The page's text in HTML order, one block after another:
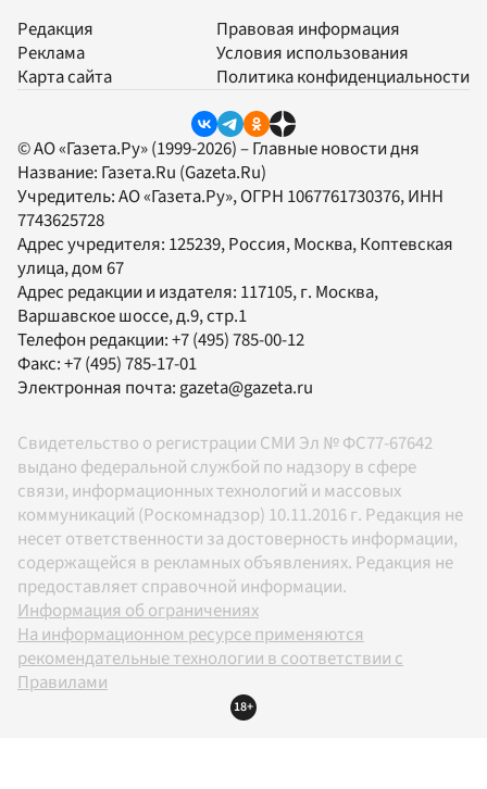
Редакция
Реклама
Карта сайта
Правовая информация
Условия использования
Политика конфиденциальности
© АО «Газета.Ру» (1999-2026) – Главные новости дня
Название: Газета.Ru (Gazeta.Ru)
Учредитель:АО «Газета.Ру», ОГРН 1067761730376, ИНН
7743625728
Адрес учредителя: 125239, Россия, Москва, Коптевская
улица, дом 67
Адрес редакции и издателя: 117105, г. Москва,
Варшавское шоссе, д.9, стр.1
Телефон редакции:+7 (495) 785-00-12
Факс:+7 (495) 785-17-01
Электронная почта: gazeta@gazeta.ru
Свидетельство о регистрации СМИ Эл № ФС77-67642
выдано федеральной службой по надзору в сфере
связи, информационных технологий и массовых
коммуникаций (Роскомнадзор) 10.11.2016 г. Редакция не
несет ответственности за достоверность информации,
содержащейся в рекламных объявлениях. Редакция не
предоставляет справочной информации.
Информация об ограничениях
На информационном ресурсе применяются
рекомендательные технологии в соответствии с
Правилами
18+